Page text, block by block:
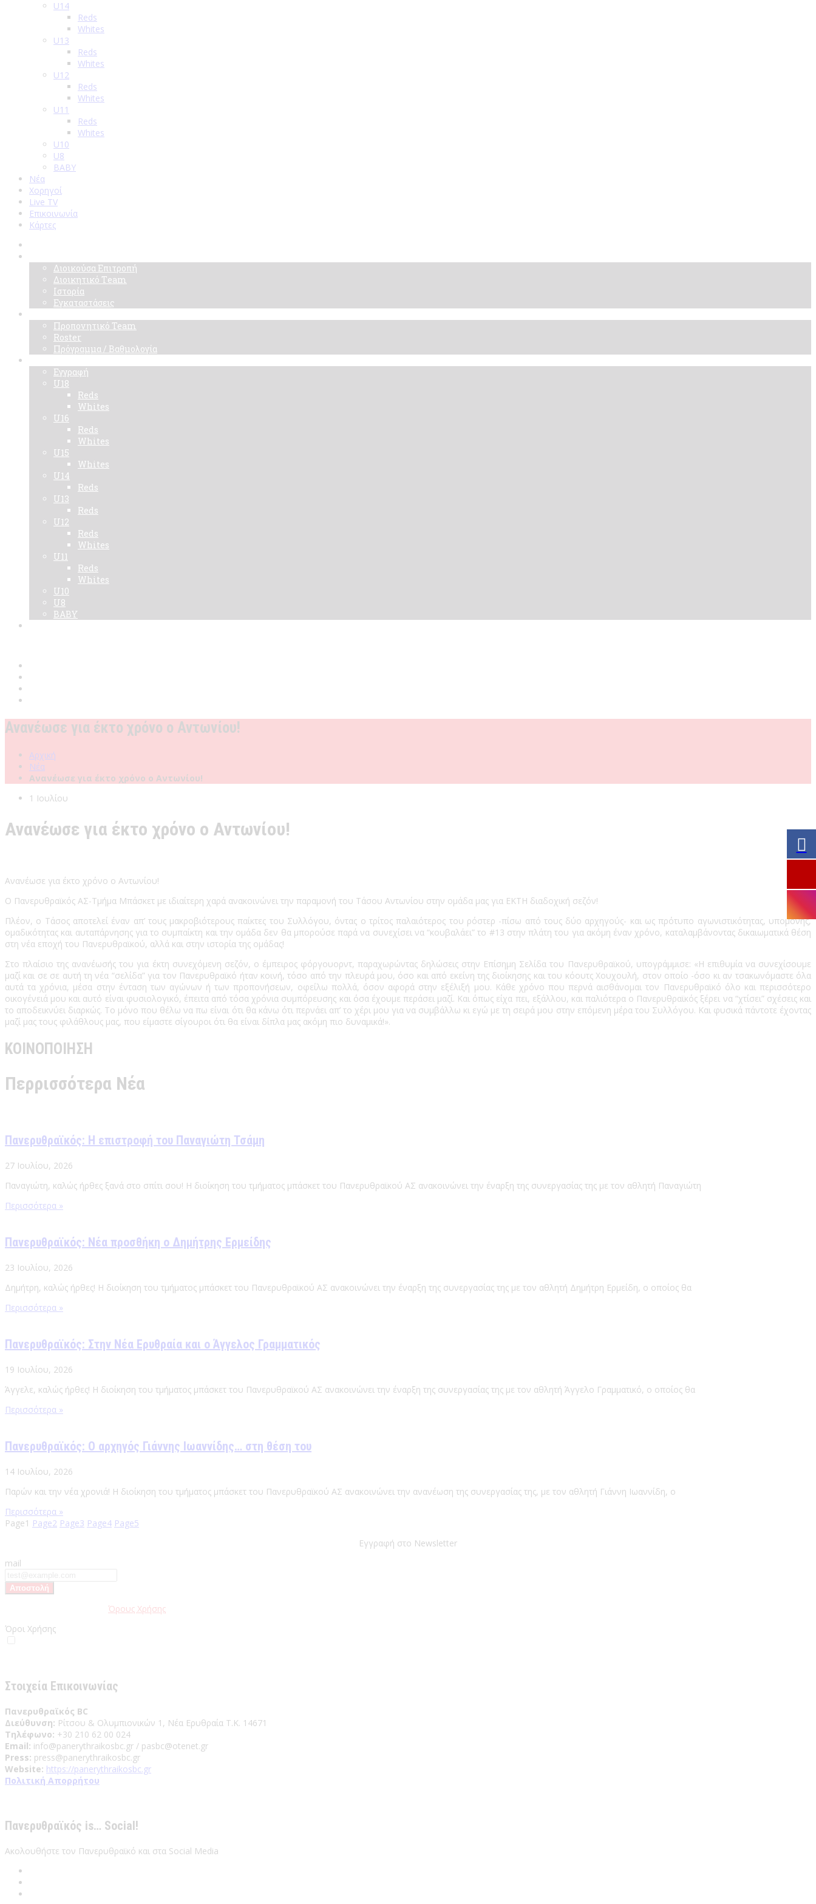
U14
Reds
Whites
U13
Reds
Whites
U12
Reds
Whites
U11
Reds
Whites
U10
U8
BABY
Νέα
Χορηγοί
Live TV
Επικοινωνία
Κάρτες
Διοικούσα Επιτροπή
Διοικητικό Τeam
Ιστορία
Εγκαταστάσεις
Προπονητικό Team
Roster
Πρόγραμμα / Βαθμολογία
Εγγραφή
U18
Reds
Whites
U16
Reds
Whites
U15
Whites
U14
Reds
U13
Reds
U12
Reds
Whites
U11
Reds
Whites
U10
U8
BABY
Ανανέωσε για έκτο χρόνο ο Αντωνίου!
Αρχική
Νέα
Ανανέωσε για έκτο χρόνο ο Αντωνίου!
1 Ιουλίου
Ανανέωσε για έκτο χρόνο ο Αντωνίου!
Ανανέωσε για έκτο χρόνο ο Αντωνίου!
Ο Πανερυθραϊκός ΑΣ-Τμήμα Μπάσκετ με ιδιαίτερη χαρά ανακοινώνει την παραμονή του Τάσου Αντωνίου στην ομάδα μας για ΕΚΤΗ διαδοχική σεζόν!
Πλέον, ο Τάσος αποτελεί έναν απ’ τους μακροβιότερους παίκτες του Συλλόγου, όντας ο τρίτος παλαιότερος του ρόστερ -πίσω από τους δύο αρχηγούς- και ως πρότυπο αγωνιστικότητας, υπομονής,
ομαδικότητας και αυταπάρνησης για το συμπαίκτη και την ομάδα δεν θα μπορούσε παρά να συνεχίσει να “κουβαλάει” το #13 στην πλάτη του για ακόμη έναν χρόνο, καταλαμβάνοντας δικαιωματικά θέση
στη νέα εποχή του Πανερυθραϊκού, αλλά και στην ιστορία της ομάδας!
Στο πλαίσιο της ανανέωσής του για έκτη συνεχόμενη σεζόν, ο έμπειρος φόργουορντ, παραχωρώντας δηλώσεις στην Επίσημη Σελίδα του Πανερυθραϊκού, υπογράμμισε: «Η επιθυμία να συνεχίσουμε
μαζί και σε σε αυτή τη νέα “σελίδα” για τον Πανερυθραϊκό ήταν κοινή, τόσο από την πλευρά μου, όσο και από εκείνη της διοίκησης και του κόουτς Χουχουλή, στον οποίο -όσο κι αν τσακωνόμαστε όλα
αυτά τα χρόνια, μέσα στην ένταση των αγώνων ή των προπονήσεων, οφείλω πολλά, όσον αφορά στην εξέλιξή μου. Κάθε χρόνο που περνά αισθάνομαι τον Πανερυθραϊκό όλο και περισσότερο
οικογένειά μου και αυτό είναι φυσιολογικό, έπειτα από τόσα χρόνια συμπόρευσης και όσα έχουμε περάσει μαζί. Και όπως είχα πει, εξάλλου, και παλιότερα ο Πανερυθραϊκός ξέρει να “χτίσει” σχέσεις και
το αποδεικνύει διαρκώς. Το μόνο που θέλω να πω είναι ότι θα κάνω ότι περνάει απ’ το χέρι μου για να συμβάλλω κι εγώ με τη σειρά μου στην επόμενη μέρα του Συλλόγου. Και φυσικά πάντοτε έχοντας
μαζί μας τους φιλάθλους μας, που είμαστε σίγουροι ότι θα είναι δίπλα μας ακόμη πιο δυναμικά!».
ΚΟΙΝΟΠΟΙΗΣΗ
Περρισσότερα Νέα
Πανερυθραϊκός: Η επιστροφή του Παναγιώτη Τσάμη
27 Ιουλίου, 2026
Παναγιώτη, καλώς ήρθες ξανά στο σπίτι σου! Η διοίκηση του τμήματος μπάσκετ του Πανερυθραϊκού ΑΣ ανακοινώνει την έναρξη της συνεργασίας της με τον αθλητή Παναγιώτη
Περισσότερα »
Πανερυθραϊκός: Νέα προσθήκη ο Δημήτρης Ερμείδης
23 Ιουλίου, 2026
Δημήτρη, καλώς ήρθες! Η διοίκηση του τμήματος μπάσκετ του Πανερυθραϊκού ΑΣ ανακοινώνει την έναρξη της συνεργασίας της με τον αθλητή Δημήτρη Ερμείδη, ο οποίος θα
Περισσότερα »
Πανερυθραϊκός: Στην Νέα Ερυθραία και ο Άγγελος Γραμματικός
19 Ιουλίου, 2026
Άγγελε, καλώς ήρθες! Η διοίκηση του τμήματος μπάσκετ του Πανερυθραϊκού ΑΣ ανακοινώνει την έναρξη της συνεργασίας της με τον αθλητή Άγγελο Γραμματικό, ο οποίος θα
Περισσότερα »
Πανερυθραϊκός: Ο αρχηγός Γιάννης Ιωαννίδης… στη θέση του
14 Ιουλίου, 2026
Παρών και την νέα χρονιά! Η διοίκηση του τμήματος μπάσκετ του Πανερυθραϊκού ΑΣ ανακοινώνει την ανανέωση της συνεργασίας της, με τον αθλητή Γιάννη Ιωαννίδη, ο
Περισσότερα »
Page1 Page2 Page3 Page4 Page5
Εγγραφή στο Newsletter
mail
Όρους Χρήσης
Όροι Χρήσης
Στοιχεία Επικοινωνίας
Πανερυθραϊκός BC
Διεύθυνση: Ρίτσου & Ολυμπιονικών 1, Νέα Ερυθραία Τ.Κ. 14671
Τηλέφωνο: +30 210 62 00 024
Email: info@panerythraikosbc.gr / pasbc@otenet.gr
Press: press@panerythraikosbc.gr
Website: https://panerythraikosbc.gr
Πολιτική Απορρήτου
Πανερυθραϊκός is… Social!
Ακολουθήστε τον Πανερυθραϊκό και στα Social Media